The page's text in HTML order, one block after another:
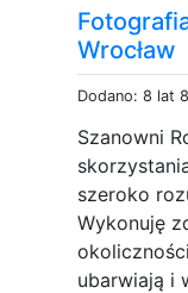
Wrocław
Dodano: 8 lat
Szanowni
szeroko
Wykonuję
ubarwiają i